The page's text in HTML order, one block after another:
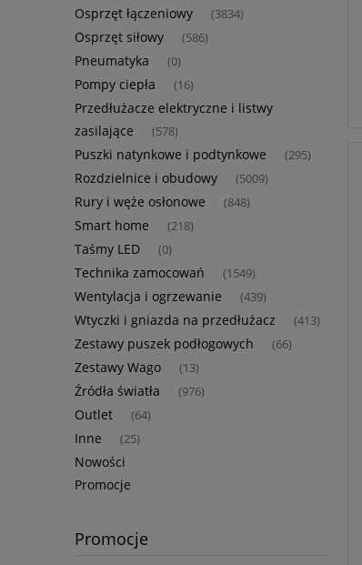
Osprzęt łączeniowy (3834)
Osprzęt siłowy (586)
Pneumatyka (0)
Pompy ciepła (16)
Przedłużacze elektryczne i listwy
zasilające
(578)
Puszki natynkowe i podtynkowe (295)
Rozdzielnice i obudowy (5009)
Rury i węże osłonowe (848)
Smart home (218)
Taśmy LED (0)
Technika zamocowań (1549)
Wentylacja i ogrzewanie (439)
Wtyczki i gniazda na przedłużacz (413)
Zestawy puszek podłogowych (66)
Zestawy Wago (13)
Źródła światła (976)
Outlet (64)
Inne (25)
Nowości
Promocje
Promocje